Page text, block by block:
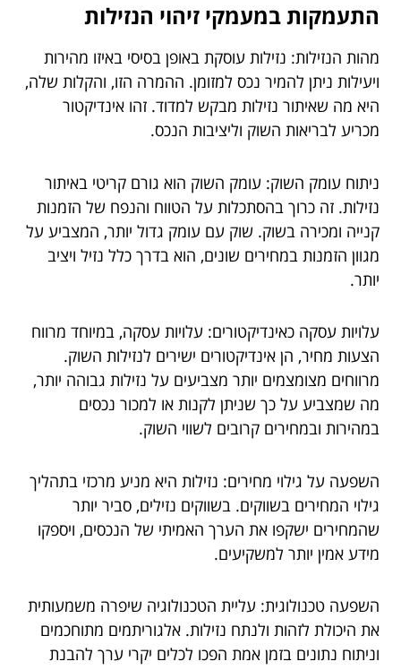
התעמקות במעמקי זיהוי הנזילות
מהות הנזילות: נזילות עוסקת באופן בסיסי באיזו מהירות
ויעילות ניתן להמיר נכס למזומן. ההמרה הזו, והקלות שלה,
היא מה שאיתור נזילות מבקש למדוד. זהו אינדיקטור
מכריע לבריאות השוק וליציבות הנכס.
ניתוח עומק השוק: עומק השוק הוא גורם קריטי באיתור
נזילות. זה כרוך בהסתכלות על הטווח והנפח של הזמנות
קנייה ומכירה בשוק. שוק עם עומק גדול יותר, המצביע על
מגוון הזמנות במחירים שונים, הוא בדרך כלל נזיל ויציב
יותר.
עלויות עסקה כאינדיקטורים: עלויות עסקה, במיוחד מרווח
הצעות מחיר, הן אינדיקטורים ישירים לנזילות השוק.
מרווחים מצומצמים יותר מצביעים על נזילות גבוהה יותר,
מה שמצביע על כך שניתן לקנות או למכור נכסים
במהירות ובמחירים קרובים לשווי השוק.
השפעה על גילוי מחירים: נזילות היא מניע מרכזי בתהליך
גילוי המחירים בשווקים. בשווקים נזילים, סביר יותר
שהמחירים ישקפו את הערך האמיתי של הנכסים, ויספקו
מידע אמין יותר למשקיעים.
השפעה טכנולוגית: עליית הטכנולוגיה שיפרה משמעותית
את היכולת לזהות ולנתח נזילות. אלגוריתמים מתוחכמים
וניתוח נתונים בזמן אמת הפכו לכלים יקרי ערך להבנת